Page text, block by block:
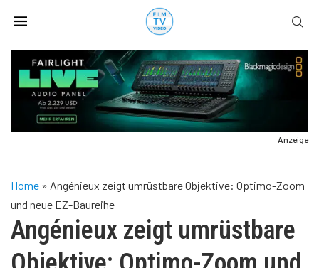
Anzeige
Home » Angénieux zeigt umrüstbare Objektive: Optimo-Zoom
und neue EZ-Baureihe
Angénieux zeigt umrüstbare